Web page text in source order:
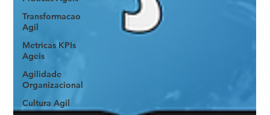
Transformacao
Agil
Metricas KPIs
Ageis
Agilidade
Organizacional
Cultura Agil